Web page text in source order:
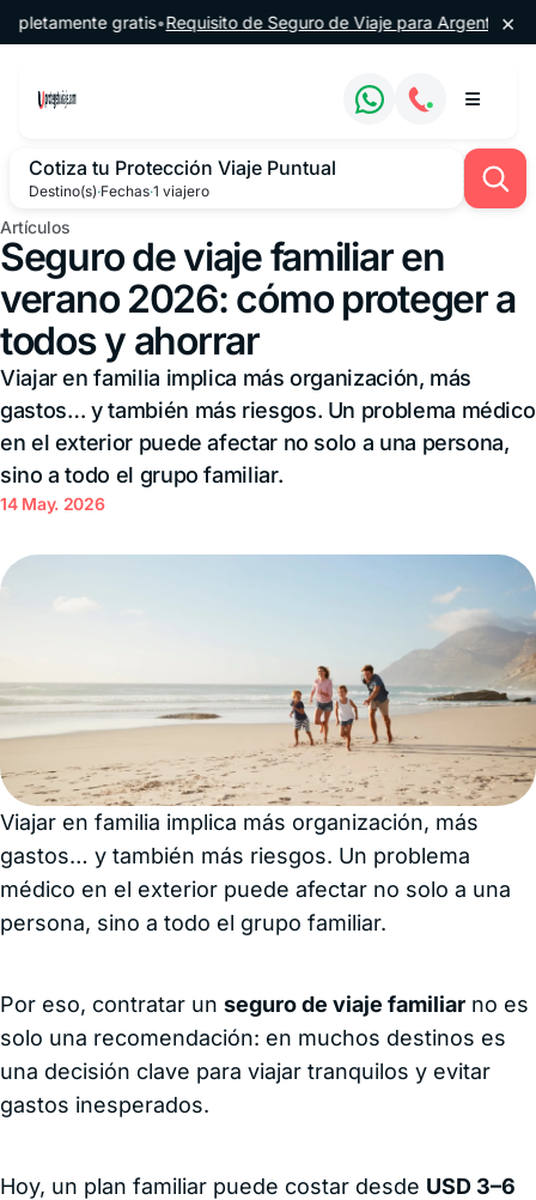
Saltar al contenido
gratis•Requisito de Seguro de Viaje para Argentina•🔔 60%×
Cotiza tu Protección Viaje Puntual
Destino(s)·Fechas·1 viajero
Artículos
Seguro de viaje familiar en
verano 2026: cómo proteger a
todos y ahorrar
Viajar en familia implica más organización, más
gastos… y también más riesgos. Un problema médico
en el exterior puede afectar no solo a una persona,
sino a todo el grupo familiar.
14 May. 2026
Viajar en familia implica más organización, más
gastos… y también más riesgos. Un problema
médico en el exterior puede afectar no solo a una
persona, sino a todo el grupo familiar.
Por eso, contratar un seguro de viaje familiar no es
solo una recomendación: en muchos destinos es
una decisión clave para viajar tranquilos y evitar
gastos inesperados.
Hoy, un plan familiar puede costar desde USD 3–6